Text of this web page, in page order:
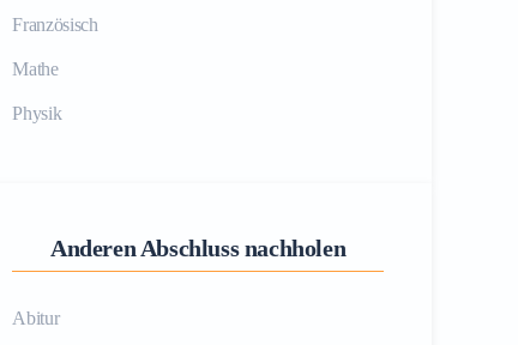
Französisch
Mathe
Physik
Anderen Abschluss nachholen
Abitur